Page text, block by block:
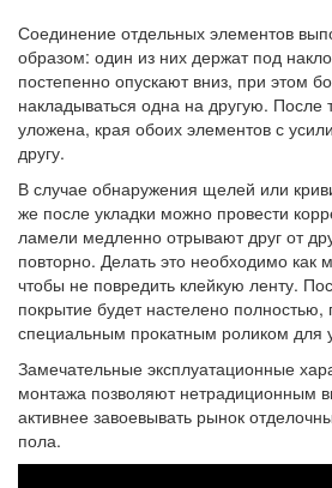
Соединение отдельных элементов
образом: один из них держат под
постепенно опускают вниз, при этом
накладываться одна на другую. После
уложена, края обоих элементов с
другу.
В случае обнаружения щелей или
же после укладки можно провести
ламели медленно отрывают друг от
повторно. Делать это необходимо как
чтобы не повредить клейкую ленту.
покрытие будет настелено
специальным прокатным роликом для
Замечательные эксплуатационные
монтажа позволяют нетрадиционным
активнее завоевывать рынок
пола.